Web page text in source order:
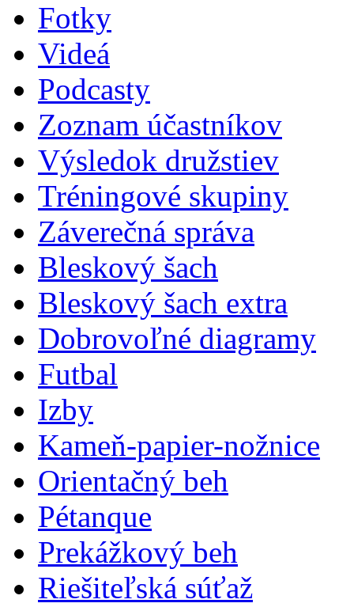
Fotky
Videá
Podcasty
Zoznam účastníkov
Výsledok družstiev
Tréningové skupiny
Záverečná správa
Bleskový šach
Bleskový šach extra
Dobrovoľné diagramy
Futbal
Izby
Kameň-papier-nožnice
Orientačný beh
Pétanque
Prekážkový beh
Riešiteľská súťaž